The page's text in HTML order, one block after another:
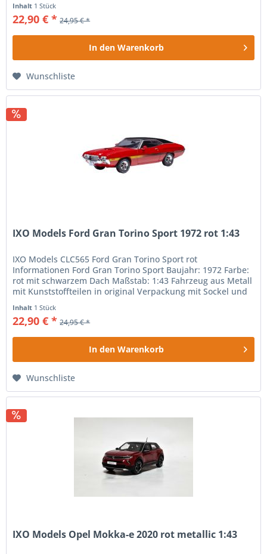
Inhalt 1 Stück
22,90 € * 24,95 € *
In den Warenkorb
Wunschliste
IXO Models Ford Gran Torino Sport 1972 rot 1:43
IXO Models CLC565 Ford Gran Torino Sport rot
Informationen Ford Gran Torino Sport Baujahr: 1972 Farbe:
rot mit schwarzem Dach Maßstab: 1:43 Fahrzeug aus Metall
mit Kunststoffteilen in original Verpackung mit Sockel und
Inhalt 1 Stück
22,90 € * 24,95 € *
In den Warenkorb
Wunschliste
IXO Models Opel Mokka-e 2020 rot metallic 1:43